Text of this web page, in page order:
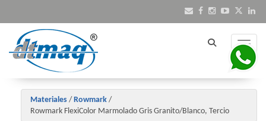
Materiales / Rowmark /
Rowmark FlexiColor Marmolado Gris Granito/Blanco, Tercio